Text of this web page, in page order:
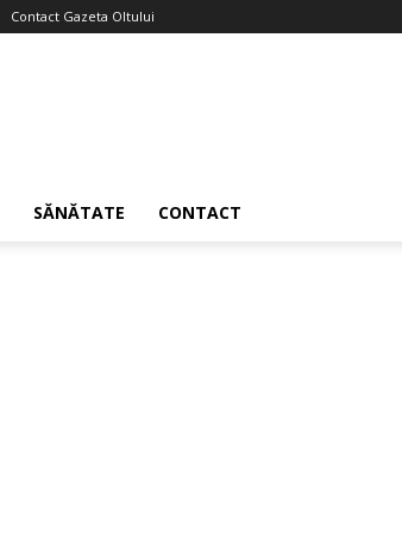
Contact Gazeta Oltului
SĂNĂTATE CONTACT